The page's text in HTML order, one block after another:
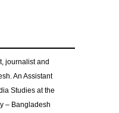
journalist and
An Assistant
Studies at the
– Bangladesh